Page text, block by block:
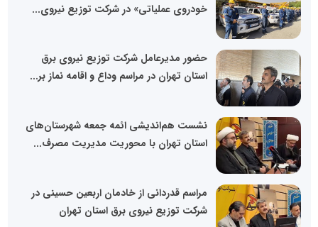
خودروی عملیاتی» در شرکت توزیع نیروی...
حضور مدیرعامل شرکت توزیع نیروی برق
استان تهران در مراسم وداع و اقامه نماز بر...
نشست هم‌اندیشی ائمه جمعه شهرستان‌های
استان تهران با محوریت مدیریت مصرف...
مراسم قدردانی از خادمان اربعین حسینی در
شرکت توزیع نیروی برق استان تهران